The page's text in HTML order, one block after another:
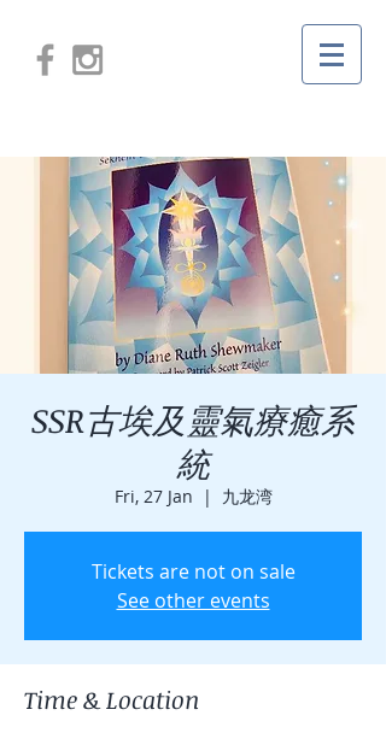
SSR古埃及靈氣療癒系
統
Fri, 27 Jan
  |
九龙湾
Tickets are not on sale
See other events
Time & Location